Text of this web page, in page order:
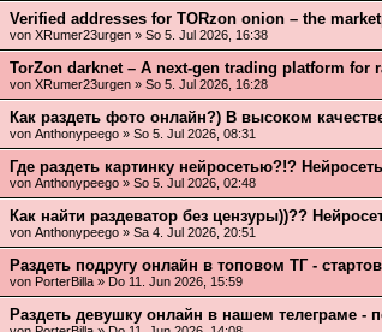
Verified addresses for TORzon onion – the
von XRumer23urgen » So 5. Jul 2026, 16:38
TorZon darknet – A next-gen trading platform for
von XRumer23urgen » So 5. Jul 2026, 16:28
Как раздеть фото онлайн?) В высоком
von Anthonypeego » So 5. Jul 2026, 08:31
Где раздеть картинку нейросетью?!? Нейросеть
von Anthonypeego » So 5. Jul 2026, 02:48
Как найти раздеватор без цензуры))??
von Anthonypeego » Sa 4. Jul 2026, 20:51
Раздеть подругу онлайн в топовом ТГ -
von PorterBilla » Do 11. Jun 2026, 15:59
Раздеть девушку онлайн в нашем телеграме -